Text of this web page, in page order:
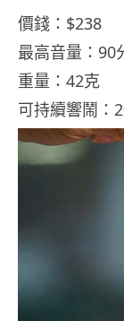
價錢：$238
最高音量：90
重量：42克
可持續響鬧：